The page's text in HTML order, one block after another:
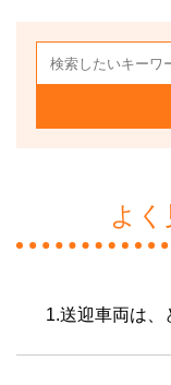
よ
1.送迎車両は、